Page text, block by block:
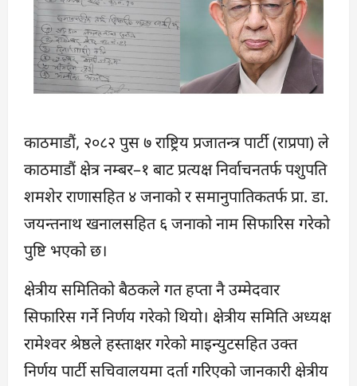
काठमाडौं, २०८२ पुस ७ राष्ट्रिय प्रजातन्त्र पार्टी (राप्रपा) ले
काठमाडौं क्षेत्र नम्बर–१ बाट प्रत्यक्ष निर्वाचनतर्फ पशुपति
शमशेर राणासहित ४ जनाको र समानुपातिकतर्फ प्रा. डा.
जयन्तनाथ खनालसहित ६ जनाको नाम सिफारिस गरेको
पुष्टि भएको छ।
क्षेत्रीय समितिको बैठकले गत हप्ता नै उम्मेदवार
सिफारिस गर्ने निर्णय गरेको थियो। क्षेत्रीय समिति अध्यक्ष
रामेश्वर श्रेष्ठले हस्ताक्षर गरेको माइन्युटसहित उक्त
निर्णय पार्टी सचिवालयमा दर्ता गरिएको जानकारी क्षेत्रीय